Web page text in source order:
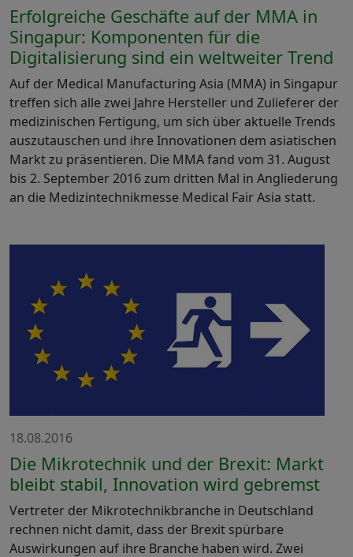
Erfolgreiche Geschäfte auf der MMA in
Singapur: Komponenten für die
Digitalisierung sind ein weltweiter Trend
Auf der Medical Manufacturing Asia (MMA) in Singapur
treffen sich alle zwei Jahre Hersteller und Zulieferer der
medizinischen Fertigung, um sich über aktuelle Trends
auszutauschen und ihre Innovationen dem asiatischen
Markt zu präsentieren. Die MMA fand vom 31. August
bis 2. September 2016 zum dritten Mal in Angliederung
an die Medizintechnikmesse Medical Fair Asia statt.
18.08.2016
Die Mikrotechnik und der Brexit: Markt
bleibt stabil, Innovation wird gebremst
Vertreter der Mikrotechnikbranche in Deutschland
rechnen nicht damit, dass der Brexit spürbare
Auswirkungen auf ihre Branche haben wird. Zwei